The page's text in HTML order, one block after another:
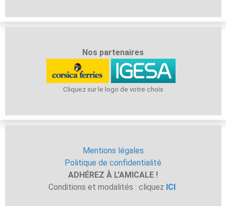
Nos partenaires
Cliquez sur le logo de votre choix
Mentions légales
Politique de confidentialité
ADHÉREZ À L'AMICALE !
Conditions et modalités : cliquez ICI